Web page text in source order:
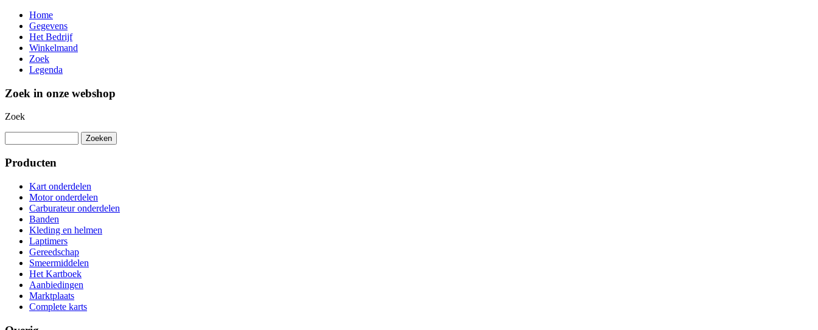
Home
Gegevens
Het Bedrijf
Winkelmand
Zoek
Legenda
Zoek in onze webshop
Zoek
Producten
Kart onderdelen
Motor onderdelen
Carburateur onderdelen
Banden
Kleding en helmen
Laptimers
Gereedschap
Smeermiddelen
Het Kartboek
Aanbiedingen
Marktplaats
Complete karts